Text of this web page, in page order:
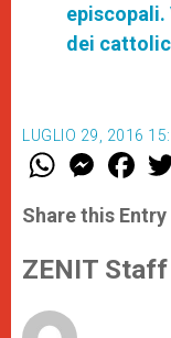
dei
LUGLIO 29, 2016
W
t
s
p
p
M
e
s
e
g
e
F
a
e
b
o
k
Share this Entry
ZENIT Staff